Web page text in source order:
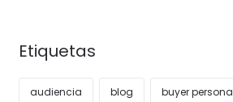
Etiquetas
audiencia blog buyer persona